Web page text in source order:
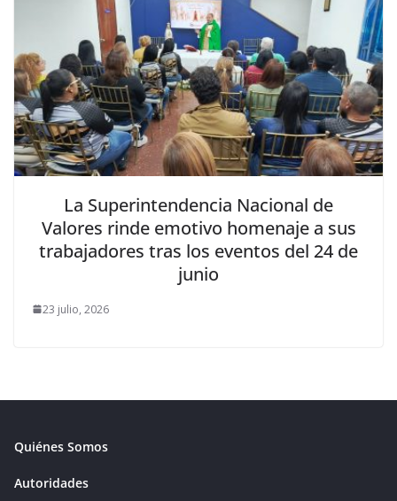
La Superintendencia Nacional de
Valores rinde emotivo homenaje a sus
trabajadores tras los eventos del 24 de
junio
23 julio, 2026
Quiénes Somos
Autoridades